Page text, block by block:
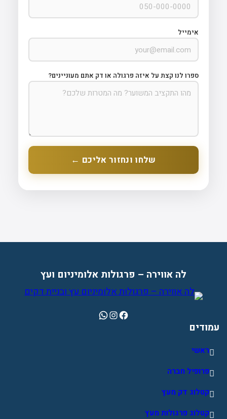
אימייל
ספרו לנו קצת על איזה פרגולה או דק אתם מעוניינים?
שלחו ונחזור אליכם ←
לה אווירה – פרגולות אלומיניום ועץ
Facebook
Instagram
WhatsApp
עמודים
ראשי
פרופיל חברה
קטלוג דק מעץ
קטלוג פרגולות מעץ